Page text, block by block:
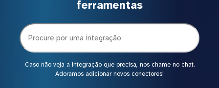
ferramentas
Caso não veja a integração que precisa, nos chame no chat.
Adoramos adicionar novos conectores!